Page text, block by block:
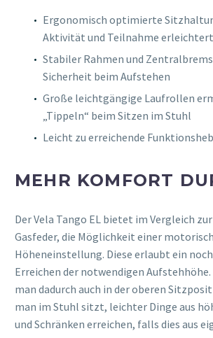
Ergonomisch optimierte
Aktivität und Teilnahme erleichtert
Stabiler Rahmen und
Sicherheit beim Aufstehen
Große leichtgängige Laufrollen
„Tippeln“ beim Sitzen im Stuhl
Leicht zu erreichende
MEHR KOMFORT
Der Vela Tango EL bietet im Vergleich
Gasfeder, die Möglichkeit einer
Höheneinstellung. Diese erlaubt ein
Erreichen der notwendigen
man dadurch auch in der oberen
man im Stuhl sitzt, leichter Dinge aus
und Schränken erreichen, falls dies aus